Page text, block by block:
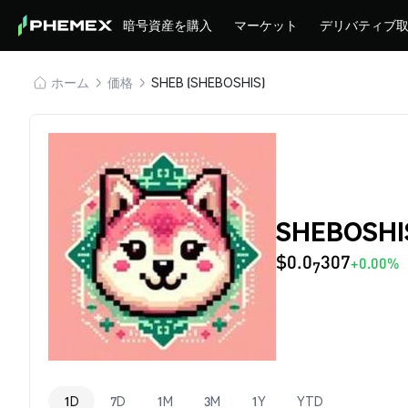
暗号資産を購入 マーケット デリバティブ
ホーム 価格 SHEB (SHEBOSHIS)
$0.07307+0.00%
1D 7D 1M 3M 1Y YTD